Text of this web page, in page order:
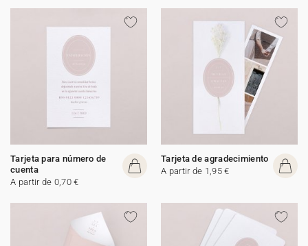
Tarjeta para número de
cuenta
A partir de 0,70 €
Tarjeta de agradecimiento
A partir de 1,95 €